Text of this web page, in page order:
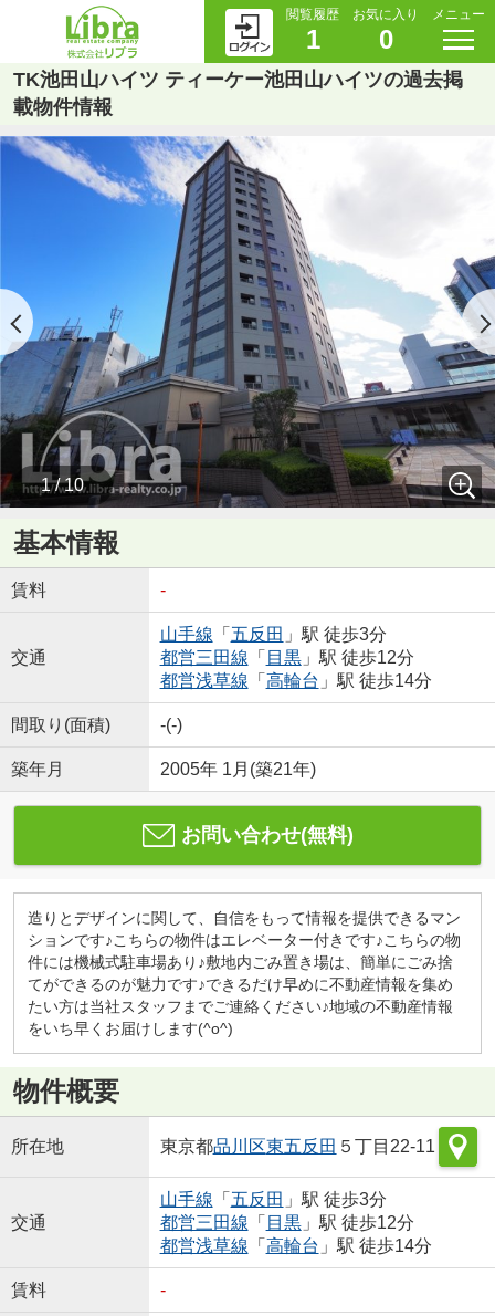
閲覧履歴
1
お気に入り
0
メニュー
TK池田山ハイツ ティーケー池田山ハイツの過去掲
載物件情報
1 / 10
基本情報
賃料 -
交通
山手線 「 五反田 」駅 徒歩3分
都営三田線 「 目黒」駅 徒歩12分
都営浅草線 「 高輪台 」駅 徒歩14分
間取り(面積) -(-)
築年月 2005年 1月(築21年)
お問い合わせ(無料)
造りとデザインに関して、自信をもって情報を提供できるマン
ションです♪こちらの物件はエレベーター付きです♪こちらの物
件には機械式駐車場あり♪敷地内ごみ置き場は、簡単にごみ捨
てができるのが魅力です♪できるだけ早めに不動産情報を集め
たい方は当社スタッフまでご連絡ください♪地域の不動産情報
をいち早くお届けします(^o^)
物件概要
所在地 東京都品川区東五反田 ５丁目22-11
交通
山手線 「 五反田 」駅 徒歩3分
都営三田線 「 目黒」駅 徒歩12分
都営浅草線 「 高輪台 」駅 徒歩14分
賃料 -